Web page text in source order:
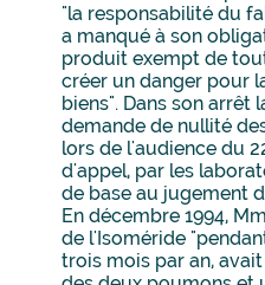
"la responsabilité du
a manqué à son
produit exempt de
créer un danger pour
biens". Dans son arrêt
demande de nullité
lors de l'audience du
d'appel, par les
de base au jugement
En décembre 1994,
de l'Isoméride
trois mois par an,